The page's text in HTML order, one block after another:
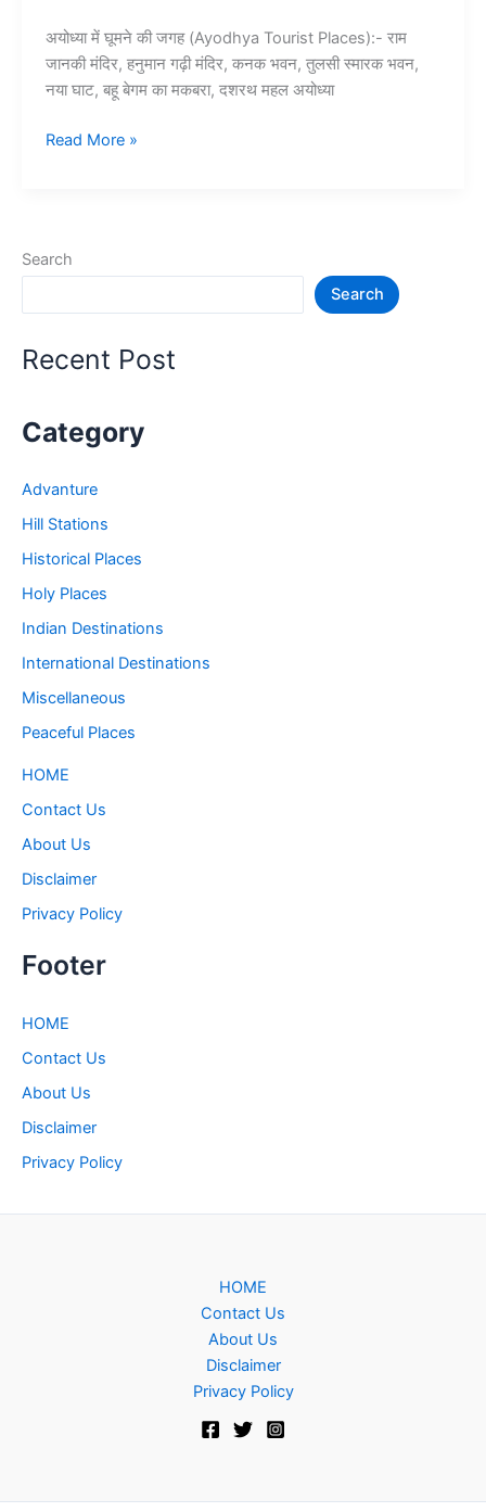
अयोध्या में घूमने की जगह (Ayodhya Tourist Places):- राम
जानकी मंदिर, हनुमान गढ़ी मंदिर, कनक भवन, तुलसी स्मारक भवन,
नया घाट, बहू बेगम का मकबरा, दशरथ महल अयोध्या
अयोध्या
–
Read More »
Search
Search
Recent Post
Category
Advanture
Hill Stations
Historical Places
Holy Places
Indian Destinations
International Destinations
Miscellaneous
Peaceful Places
HOME
Contact Us
About Us
Disclaimer
Privacy Policy
Footer
HOME
Contact Us
About Us
Disclaimer
Privacy Policy
HOME
Contact Us
About Us
Disclaimer
Privacy Policy